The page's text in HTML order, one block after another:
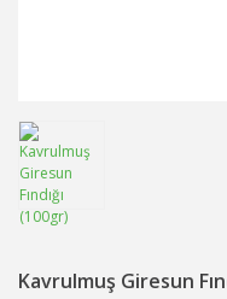
Kavrulmuş Giresun